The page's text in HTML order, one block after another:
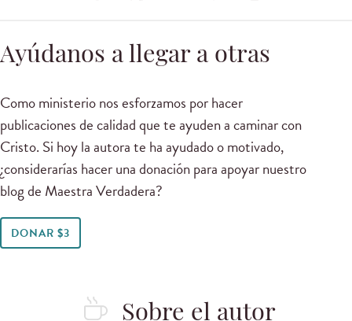
Ayúdanos a llegar a otras
Como ministerio nos esforzamos por hacer
publicaciones de calidad que te ayuden a caminar con
Cristo. Si hoy la autora te ha ayudado o motivado,
¿considerarías hacer una donación para apoyar nuestro
blog de Maestra Verdadera?
DONAR $3
Sobre el autor